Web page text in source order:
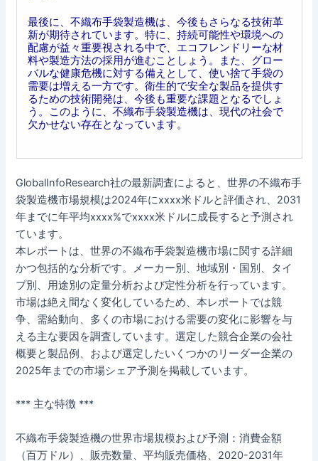
最後に、不織布手袋製造機は、今後もさらなる技術革
新が期待されています。特に、持続可能性や環境への
配慮が益々重要視される中で、エコフレンドリーな材
料や製造方法の採用が進むことしょう。また、グロー
バルな健康危機に対する備えとして、使い捨て手袋の
需要は増える一方です。衛生的で安全な製品を提供す
るための技術開発は、今後も重要な課題となるでしょ
う。このように、不織布手袋製造機は、現代の社会で
欠かせない存在となっています。
GlobalInfoResearch社の最新調査によると、世界の不織布手
袋製造機市場規模は2024年にxxxx米ドルと評価され、2031
年までに年平均xxxx%でxxxx米ドルに成長すると予測され
ています。
本レポートは、世界の不織布手袋製造機市場に関する詳細
かつ包括的な分析です。メーカー別、地域別・国別、タイ
プ別、用途別の定量分析および定性分析を行っています。
市場は絶え間なく変化しているため、本レポートでは競
争、需給動向、多くの市場における需要の変化に影響を与
える主な要因を調査しています。選定した競合企業の会社
概要と製品例、および選定したいくつかのリーダー企業の
2025年までの市場シェア予測を掲載しています。
*** 主な特徴 ***
不織布手袋製造機の世界市場規模および予測：消費金額
（百万ドル）、販売数量、平均販売価格、2020-2031年